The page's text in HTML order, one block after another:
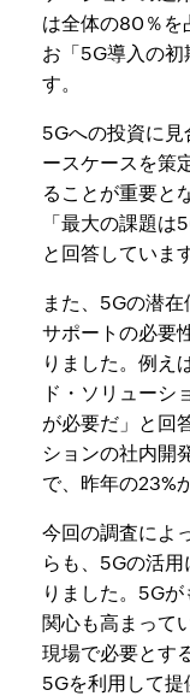
は全体の80％を
お「5G導入の
す。
5Gへの投資に
ースケースを策
ることが重要と
「最大の課題は
と回答しています
また、5Gの潜
サポートの必要
りました。例え
ド・ソリューシ
が必要だ」と回
ションの社内開
で、昨年の23%
今回の調査によ
らも、5Gの活
りました。5Gが
関心も高まって
現場で必要とす
5Gを利用して